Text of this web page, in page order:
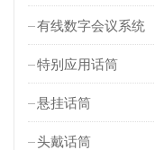
有线数字会议系统
特别应用话筒
悬挂话筒
头戴话筒